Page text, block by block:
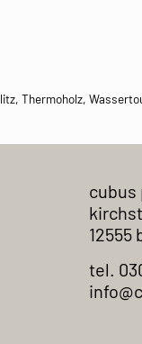
,Thermoholz,
cubus
12555
tel.